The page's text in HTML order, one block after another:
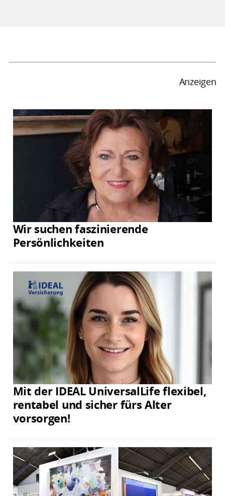
Anzeigen
Wir suchen faszinierende
Persönlichkeiten
Mit der IDEAL UniversalLife flexibel,
rentabel und sicher fürs Alter
vorsorgen!